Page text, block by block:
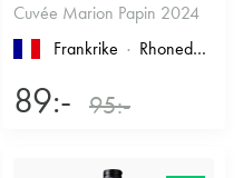
Cuvée Marion Papin 2024
Frankrike
Rhonedalen
89:- 95:-